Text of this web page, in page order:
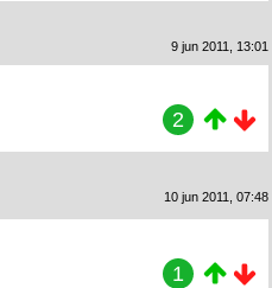
9 jun 2011, 13:01
2
10 jun 2011, 07:48
1